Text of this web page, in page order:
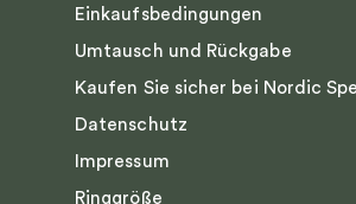
Einkaufsbedingungen
Umtausch und Rückgabe
Kaufen Sie sicher bei Nordic
Datenschutz
Impressum
Ringgröße